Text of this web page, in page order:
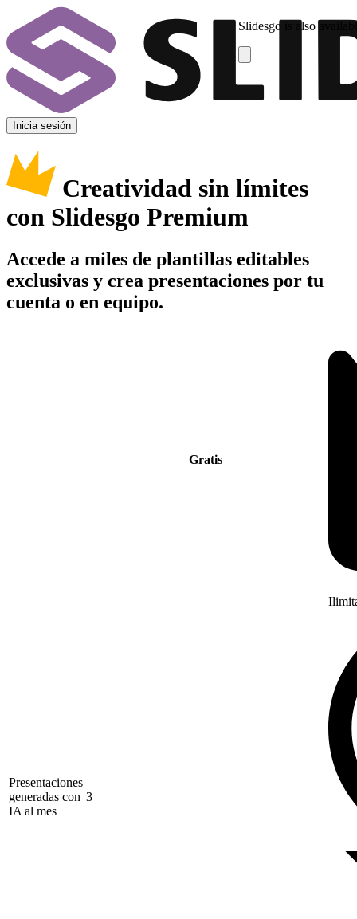
Slidesgo is also
Inicia sesión
Creatividad sin límites
con Slidesgo Premium
Accede a miles de plantillas editables
exclusivas y crea presentaciones por tu
cuenta o en equipo.
Gratis
Presentaciones
generadas con
IA al mes
3